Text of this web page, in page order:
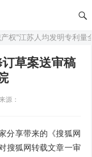
权”江苏人均发明专利量全
草案送审稿
源：
分享带来的《搜狐网
搜狐网转载文章一审